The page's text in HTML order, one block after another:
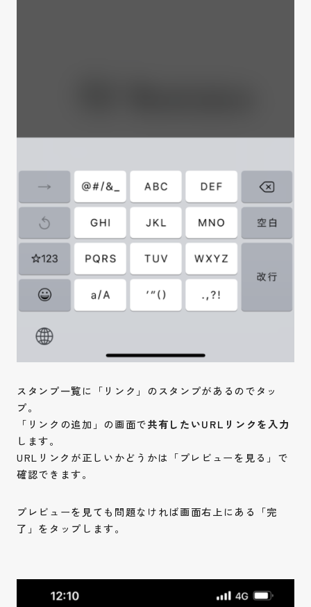
スタンプ一覧に「リンク」のスタンプがあるのでタッ
プ。
「リンクの追加」の画面で共有したいURLリンクを入力
します。
URLリンクが正しいかどうかは「プレビューを見る」で
確認できます。
プレビューを見ても問題なければ画面右上にある「完
了」をタップします。